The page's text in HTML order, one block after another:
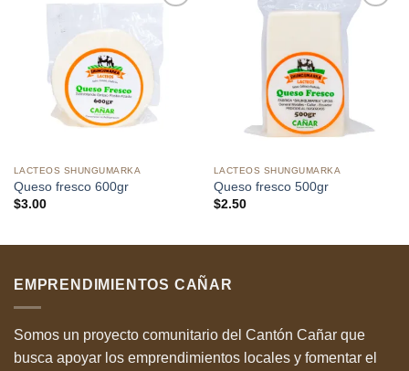
LACTEOS SHUNGUMARKA
Queso fresco 600gr
$3.00
Añadir
LACTEOS SHUNGUMARKA
Queso fresco 500gr
$2.50
EMPRENDIMIENTOS CAÑAR
Somos un proyecto comunitario del Cantón Cañar que
busca apoyar los emprendimientos locales y fomentar el